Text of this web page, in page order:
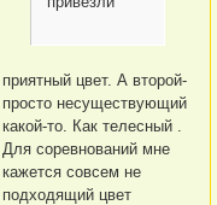
приятный цвет. А второй-
просто несуществующий
какой-то. Как телесный .
Для соревнований мне
кажется совсем не
подходящий цвет